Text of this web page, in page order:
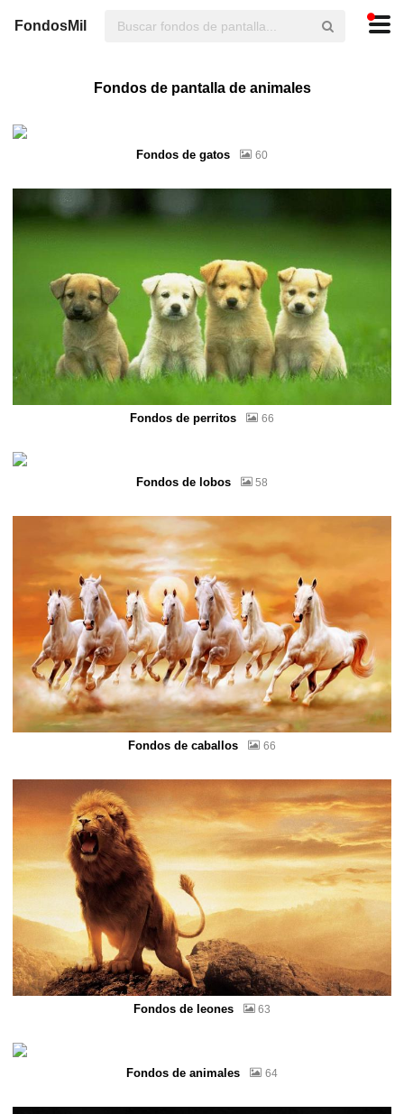
FondosMil
Fondos de pantalla de animales
Fondos de gatos 60
Fondos de perritos 66
Fondos de lobos 58
Fondos de caballos 66
Fondos de leones 63
Fondos de animales 64